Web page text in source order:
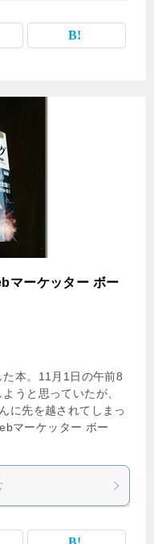
マーケッター ボー
本。11月1日の午前8
うと思っていたが、
に先を越されてしまっ
マーケッター ボー